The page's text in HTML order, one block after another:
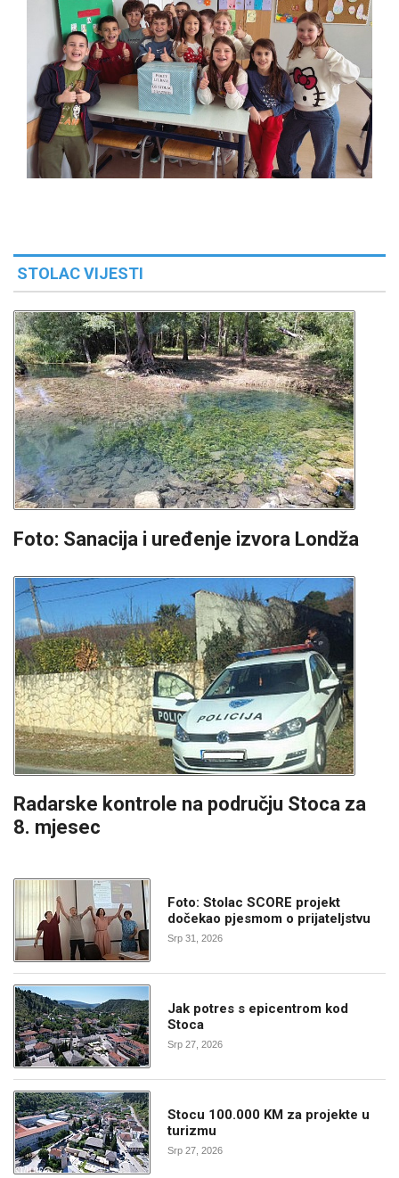
STOLAC VIJESTI
Foto: Sanacija i uređenje izvora Londža
Radarske kontrole na području Stoca za
8. mjesec
Foto: Stolac SCORE projekt
dočekao pjesmom o prijateljstvu
Srp 31, 2026
Jak potres s epicentrom kod
Stoca
Srp 27, 2026
Stocu 100.000 KM za projekte u
turizmu
Srp 27, 2026